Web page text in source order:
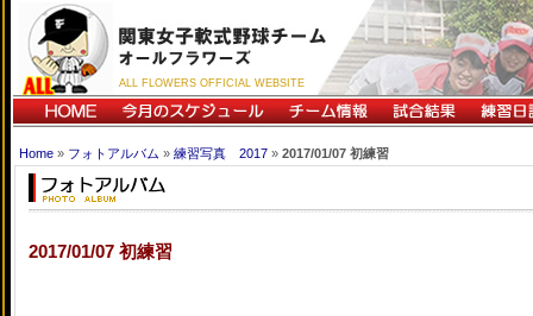
ALL FLOWERS OFFICIAL WEBSITE
Home » フォトアルバム » 練習写真 2017 » 2017/01/07 初練習
2017/01/07 初練習